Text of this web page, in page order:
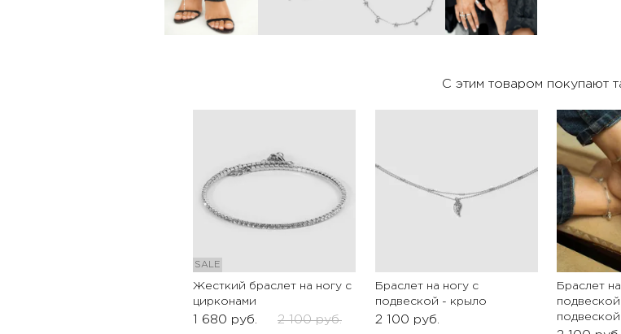
С этим товаром покупают
SALE
Жесткий браслет на ногу с
цирконами
1 680 руб. 2 100 руб.
Браслет на ногу с
подвеской - крыло
2 100 руб.
Браслет
подвеской
подвеской